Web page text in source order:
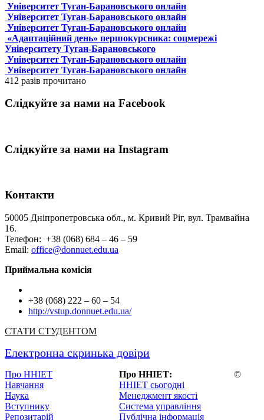
Університет Туган-Барановського онлайн
Університет Туган-Барановського онлайн
Університет Туган-Барановського онлайн
«Адаптаційний день» першокурсника: соцмережі
Університету Туган-Барановського
Університет Туган-Барановського онлайн
Університет Туган-Барановського онлайн
412 разів прочитано
Слідкуйте за нами на Facebook
Слідкуйте за нами на Instagram
Контакти
50005 Дніпропетровська обл., м. Кривий Ріг, вул. Трамвайна
16.
Телефон: +38 (068) 684 – 46 – 59
Email: office@donnuet.edu.ua
Приймальна комісія
+38 (068) 222 – 60 – 54
http://vstup.donnuet.edu.ua/
СТАТИ СТУДЕНТОМ
Електронна скринька довіри
Про ННІЕТ
Навчання
Наука
Вступнику
Репозитарій
Про ННІЕТ:
ННІЕТ сьогодні
Менеджмент якості
Система управління
Публічна інформація
©